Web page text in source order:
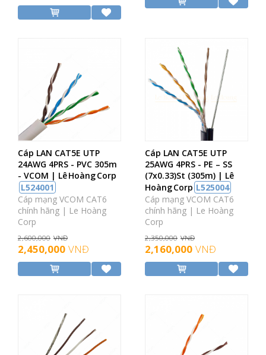
Cáp LAN CAT5E UTP
24AWG 4PRS - PVC 305m
- VCOM | Lê Hoàng Corp
L524001
Cáp mạng VCOM CAT6
chính hãng | Le Hoàng
Corp
2,600,000 VNĐ
2,450,000 VNĐ
Cáp LAN CAT5E UTP
25AWG 4PRS - PE – SS
(7x0.33)St (305m) | Lê
Hoàng Corp L525004
Cáp mạng VCOM CAT6
chính hãng | Le Hoàng
Corp
2,350,000 VNĐ
2,160,000 VNĐ